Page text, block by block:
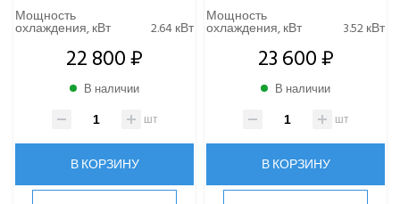
Мощность
охлаждения, кВт 2.64 кВт
22 800 ₽
В наличии
шт
В КОРЗИНУ
Мощность
охлаждения, кВт 3.52 кВт
23 600 ₽
В наличии
шт
В КОРЗИНУ